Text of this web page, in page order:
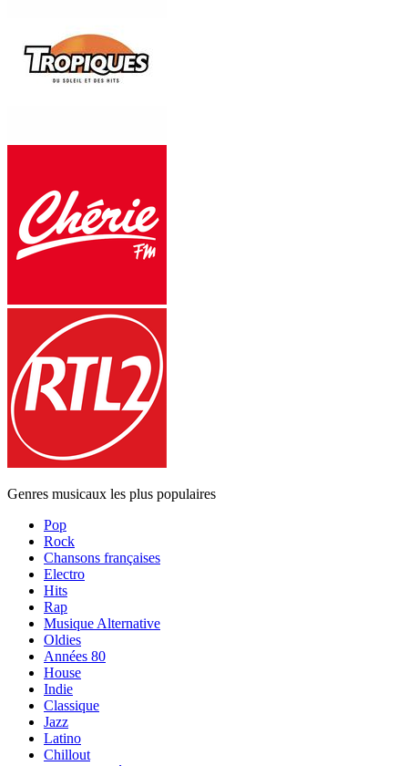
Genres musicaux les plus populaires
Pop
Rock
Chansons françaises
Electro
Hits
Rap
Musique Alternative
Oldies
Années 80
House
Indie
Classique
Jazz
Latino
Chillout